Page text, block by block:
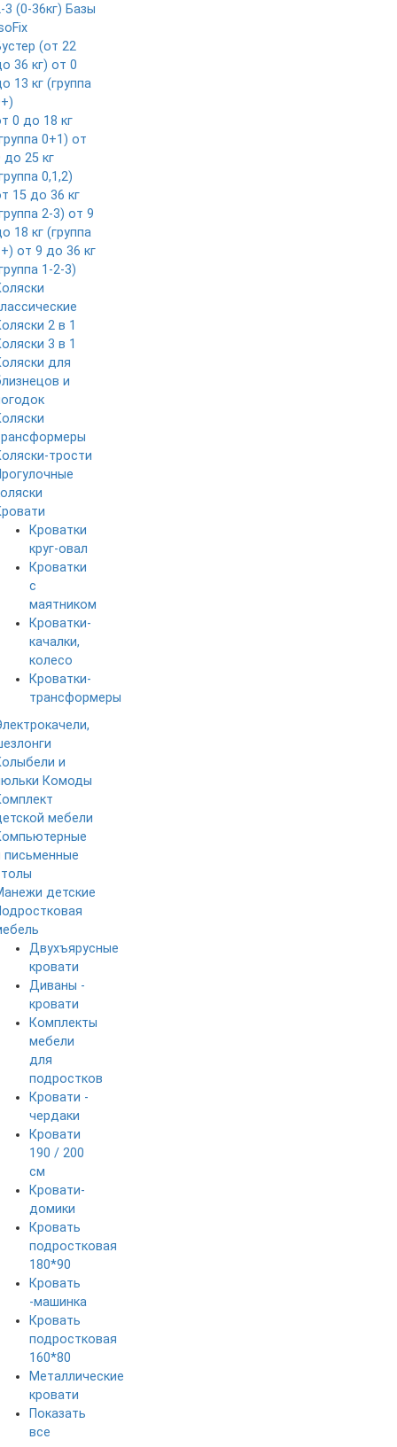
3 (0-36кг) Базы
(от 22
36 кг) от 0
13 кг (группа
0 до 18 кг
0+1) от
до 25 кг
0,1,2)
15 до 36 кг
2-3) от 9
18 кг (группа
от 9 до 36 кг
1-2-3)
2 в 1
3 в 1
для
и
трости
Кроватки
круг-овал
Кроватки
с
маятником
Кроватки-
качалки,
колесо
Кроватки-
трансформеры
и
Комоды
мебели
письменные
детские
Двухъярусные
кровати
Диваны -
кровати
Комплекты
мебели
для
подростков
Кровати -
чердаки
Кровати
190 / 200
см
Кровати-
домики
Кровать
подростковая
180*90
Кровать
-машинка
Кровать
подростковая
160*80
Металлические
кровати
Показать
все